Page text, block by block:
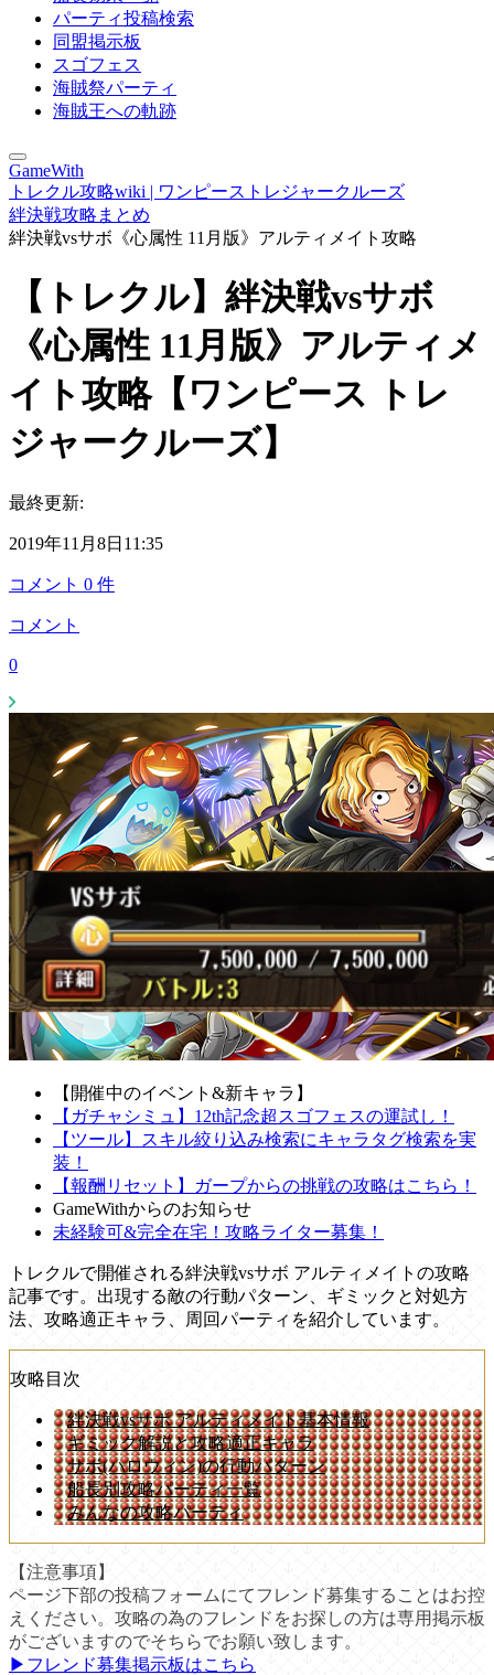
パーティ投稿検索
同盟掲示板
スゴフェス
海賊祭パーティ
海賊王への軌跡
GameWith
トレクル攻略wiki | ワンピーストレジャークルーズ
絆決戦攻略まとめ
絆決戦vsサボ《心属性 11月版》アルティメイト攻略
【トレクル】絆決戦vsサボ
《心属性 11月版》アルティメ
イト攻略【ワンピース トレ
ジャークルーズ】
最終更新:
2019年11月8日11:35
コメント 0 件
コメント
0
【開催中のイベント&新キャラ】
【ガチャシミュ】12th記念超スゴフェスの運試し！
【ツール】スキル絞り込み検索にキャラタグ検索を実
装！
【報酬リセット】ガープからの挑戦の攻略はこちら！
GameWithからのお知らせ
未経験可&完全在宅！攻略ライター募集！
トレクルで開催される絆決戦vsサボ アルティメイトの攻略
記事です。出現する敵の行動パターン、ギミックと対処方
法、攻略適正キャラ、周回パーティを紹介しています。
攻略目次
絆決戦vsサボ アルティメイト基本情報
ギミック解説と攻略適正キャラ
サボ(ハロウィン)の行動パターン
船長別攻略パーティ一覧
みんなの攻略パーティ
【注意事項】
ページ下部の投稿フォームにてフレンド募集することはお控
えください。攻略の為のフレンドをお探しの方は専用掲示板
がございますのでそちらでお願い致します。
▶︎フレンド募集掲示板はこちら